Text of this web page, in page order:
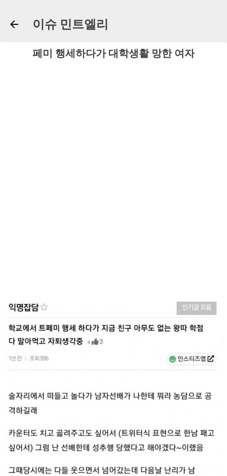
이슈 민트엘리
페미 행세하다가 대학생활 망한 여자